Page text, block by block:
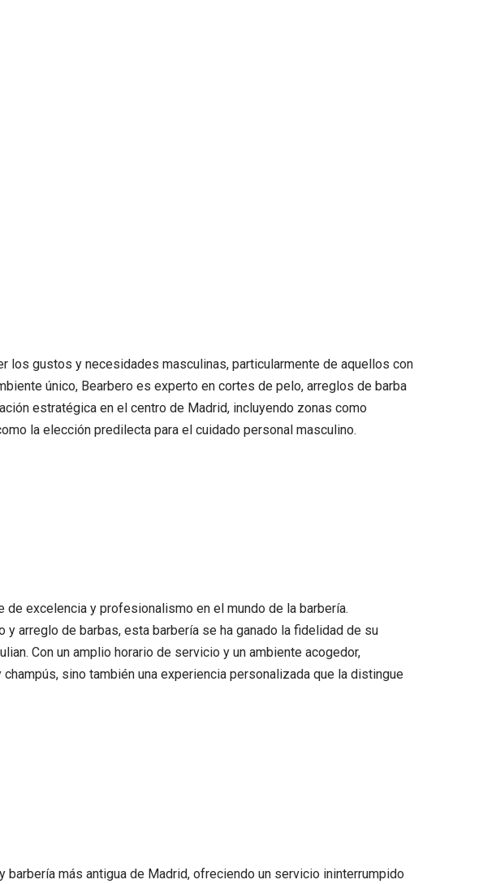
los gustos y necesidades masculinas, particularmente de aquellos con
único, Bearbero es experto en cortes de pelo, arreglos de barba
estratégica en el centro de Madrid, incluyendo zonas como
la elección predilecta para el cuidado personal masculino.
de excelencia y profesionalismo en el mundo de la barbería.
arreglo de barbas, esta barbería se ha ganado la fidelidad de su
Con un amplio horario de servicio y un ambiente acogedor,
sino también una experiencia personalizada que la distingue
más antigua de Madrid, ofreciendo un servicio ininterrumpido